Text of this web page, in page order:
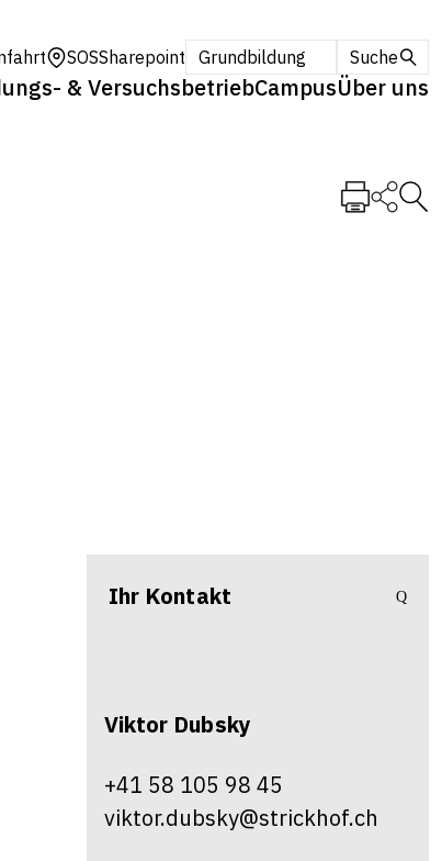
SOSSharepoint Grundbildung Suche
& VersuchsbetriebCampusÜber uns
Ihr Kontakt
Viktor Dubsky
+41 58 105 98 45
viktor.dubsky@strickhof.ch